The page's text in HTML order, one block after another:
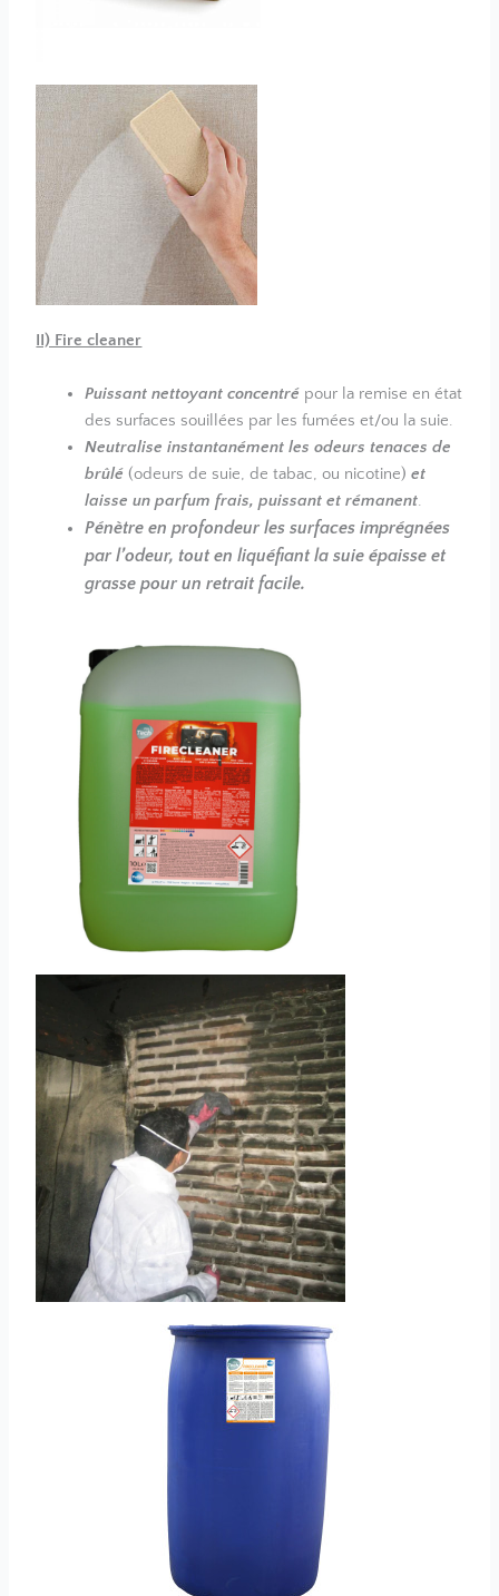
II) Fire cleaner
Puissant nettoyant concentré pour la remise en état
des surfaces souillées par les fumées et/ou la suie.
Neutralise instantanément les odeurs tenaces de
brûlé (odeurs de suie, de tabac, ou nicotine) et
laisse un parfum frais, puissant et rémanent.
Pénètre en profondeur les surfaces imprégnées
par l’odeur, tout en liquéfiant la suie épaisse et
grasse pour un retrait facile.